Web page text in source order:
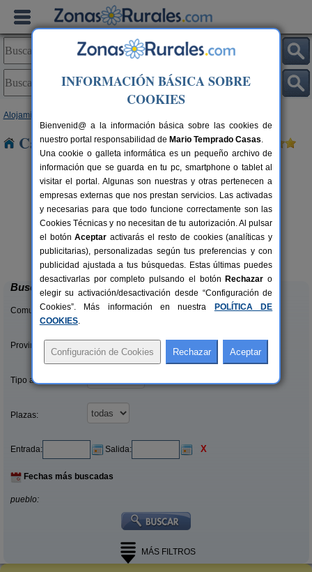
Alojamientos
Casas Rurales cerca de Cisneros
14 pers.
desde30 €
La Casona de Támara
Támara de Campos (Palencia)
Buscar
Comunidades:
Provincias/Islas:
Tipo alquiler:
Plazas:
Entrada: Salida: X
Fechas más buscadas
pueblo:
MÁS FILTROS
INFORMACIÓN BÁSICA SOBRE
COOKIES
Bienvenid@ a la información básica sobre las cookies de
nuestro portal responsabilidad de Mario Temprado Casas.
Una cookie o galleta informática es un pequeño archivo de
información que se guarda en tu pc, smartphone o tablet al
visitar el portal. Algunas son nuestras y otras pertenecen a
empresas externas que nos prestan servicios. Las activadas
y necesarias para que todo funcione correctamente son las
Cookies Técnicas y no necesitan de tu autorización. Al pulsar
el botónAceptar activarás el resto de cookies (analíticas y
publicitarias), personalizadas según tus preferencias y con
publicidad ajustada a tus búsquedas. Estas últimas puedes
desactivarlas por completo pulsando el botón Rechazar o
elegir su activación/desactivación desde “Configuración de
Cookies”. Más información en nuestra
POLÍTICA DE
COOKIES.